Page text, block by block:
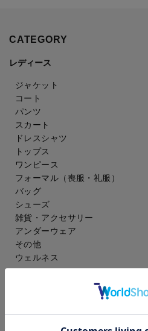
CATEGORY
レディース
ジャケット
コート
パンツ
スカート
ドレスシャツ
トップス
ワンピース
フォーマル（喪服・礼服）
バッグ
シューズ
雑貨・アクセサリー
アンダーウェア
その他
ウェルネス